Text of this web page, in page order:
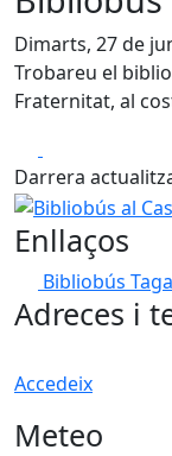
Dimarts, 27 de
Trobareu el
Fraternitat, al
Darrera
Bibliobús al Casal
Enllaços
Bibliobús
Adreces i
Accedeix
Meteo